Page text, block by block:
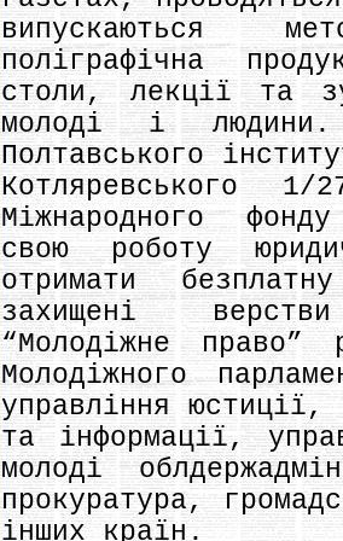
випускаються
поліграфічна
столи, лекції та
молоді і
Полтавського
Котляревського
Міжнародного
свою роботу
отримати
захищені
“Молодіжне право”
Молодіжного
управління
та інформації,
молоді
прокуратура,
інших країн.